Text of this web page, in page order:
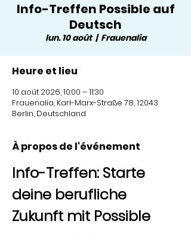
Info-Treffen Possible auf
Deutsch
lun. 10 août
  |
Frauenalia
Heure et lieu
10 août 2026, 10:00 – 11:30
Frauenalia, Karl-Marx-Straße 78, 12043
Berlin, Deutschland
À propos de l'événement
Info-Treffen: Starte
deine berufliche
Zukunft mit Possible